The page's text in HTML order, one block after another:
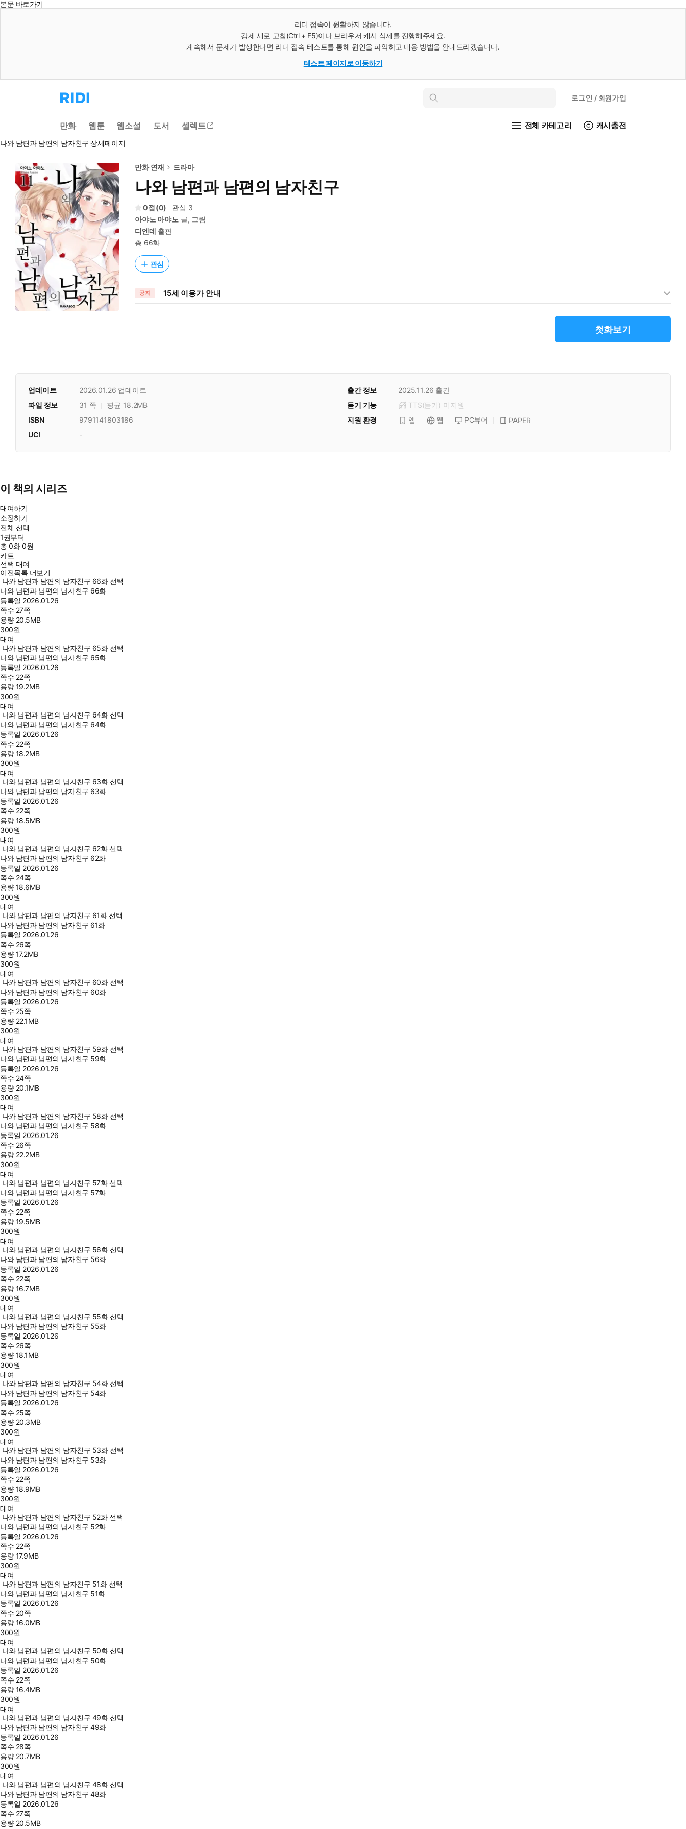
본문 바로가기
리디 접속이 원활하지 않습니다.
강제 새로 고침(Ctrl + F5)이나 브라우저 캐시 삭제를 진행해주세요.
계속해서 문제가 발생한다면 리디 접속 테스트를 통해 원인을 파악하고 대응 방법을 안내드리겠습니다.
테스트 페이지로 이동하기
리
디
으
로
동
인
로그인 / 회원가입
만화 웹툰 웹소설 도서 셀렉트 전체 카테고리 캐시충전
나와 남편과 남편의 남자친구 상세페이지
만화 연재 드라마
나와 남편과 남편의 남자친구
0 (0) 관심 3
아야노 아야노 글, 그림
디엔데 출판
총 66화
관심
공지 15세 이용가 안내
첫화보기
업데이트 2026.01.26 업데이트 출간 정보 2025.11.26 출간
듣기 기능
TTS(듣기) 미지원
파일 정보 31 쪽
평균 18.2MB
지원 환경
앱 웹 PC뷰어 PAPER
ISBN
9791141803186
UCI
-
이 책의 시리즈
대여하기
소장하기
전체 선택
1권부터
총0화0원
카트
선택 대여
이전목록 더보기
나와 남편과 남편의 남자친구 66화 선택
나와 남편과 남편의 남자친구 66화
등록일 2026.01.26
쪽수 27쪽
용량 20.5MB
300원
대여
나와 남편과 남편의 남자친구 65화 선택
나와 남편과 남편의 남자친구 65화
등록일 2026.01.26
쪽수 22쪽
용량19.2MB
300원
대여
나와 남편과 남편의 남자친구 64화 선택
나와 남편과 남편의 남자친구 64화
등록일 2026.01.26
쪽수 22쪽
용량18.2MB
300원
대여
나와 남편과 남편의 남자친구 63화 선택
나와 남편과 남편의 남자친구 63화
등록일 2026.01.26
쪽수 22쪽
용량18.5MB
300원
대여
나와 남편과 남편의 남자친구 62화 선택
나와 남편과 남편의 남자친구 62화
등록일 2026.01.26
쪽수 24쪽
용량18.6MB
300원
대여
나와 남편과 남편의 남자친구 61화 선택
나와 남편과 남편의 남자친구 61화
등록일 2026.01.26
쪽수 26쪽
용량17.2MB
300원
대여
나와 남편과 남편의 남자친구 60화 선택
나와 남편과 남편의 남자친구 60화
등록일 2026.01.26
쪽수 25쪽
용량 22.1MB
300원
대여
나와 남편과 남편의 남자친구 59화 선택
나와 남편과 남편의 남자친구 59화
등록일 2026.01.26
쪽수 24쪽
용량 20.1MB
300원
대여
나와 남편과 남편의 남자친구 58화 선택
나와 남편과 남편의 남자친구 58화
등록일 2026.01.26
쪽수 26쪽
용량 22.2MB
300원
대여
나와 남편과 남편의 남자친구 57화 선택
나와 남편과 남편의 남자친구 57화
등록일 2026.01.26
쪽수 22쪽
용량19.5MB
300원
대여
나와 남편과 남편의 남자친구 56화 선택
나와 남편과 남편의 남자친구 56화
등록일 2026.01.26
쪽수 22쪽
용량16.7MB
300원
대여
나와 남편과 남편의 남자친구 55화 선택
나와 남편과 남편의 남자친구 55화
등록일 2026.01.26
쪽수 26쪽
용량18.1MB
300원
대여
나와 남편과 남편의 남자친구 54화 선택
나와 남편과 남편의 남자친구 54화
등록일 2026.01.26
쪽수 25쪽
용량 20.3MB
300원
대여
나와 남편과 남편의 남자친구 53화 선택
나와 남편과 남편의 남자친구 53화
등록일 2026.01.26
쪽수 22쪽
용량18.9MB
300원
대여
나와 남편과 남편의 남자친구 52화 선택
나와 남편과 남편의 남자친구 52화
등록일 2026.01.26
쪽수 22쪽
용량17.9MB
300원
대여
나와 남편과 남편의 남자친구 51화 선택
나와 남편과 남편의 남자친구 51화
등록일 2026.01.26
쪽수 20쪽
용량16.0MB
300원
대여
나와 남편과 남편의 남자친구 50화 선택
나와 남편과 남편의 남자친구 50화
등록일 2026.01.26
쪽수 22쪽
용량16.4MB
300원
대여
나와 남편과 남편의 남자친구 49화 선택
나와 남편과 남편의 남자친구 49화
등록일 2026.01.26
쪽수 28쪽
용량 20.7MB
300원
대여
나와 남편과 남편의 남자친구 48화 선택
나와 남편과 남편의 남자친구 48화
등록일 2026.01.26
쪽수 27쪽
용량 20.5MB